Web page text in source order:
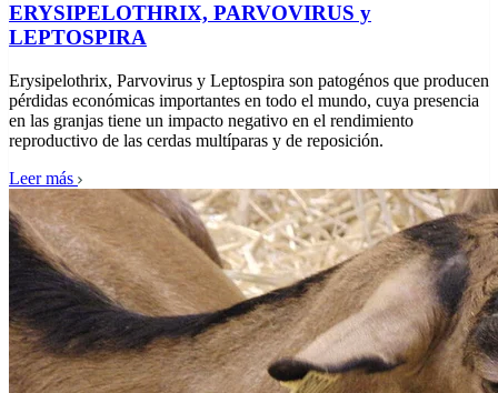
ERYSIPELOTHRIX, PARVOVIRUS y
LEPTOSPIRA
Erysipelothrix, Parvovirus y Leptospira son patogénos que producen
pérdidas económicas importantes en todo el mundo, cuya presencia
en las granjas tiene un impacto negativo en el rendimiento
reproductivo de las cerdas multíparas y de reposición.
Leer más